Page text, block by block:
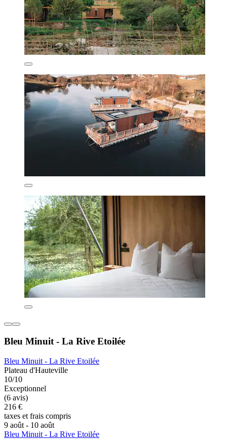
Bleu Minuit - La Rive Etoilée
Bleu Minuit - La Rive Etoilée
Plateau d'Hauteville
10/10
Exceptionnel
(6 avis)
216 €
taxes et frais compris
9 août - 10 août
Bleu Minuit - La Rive Etoilée